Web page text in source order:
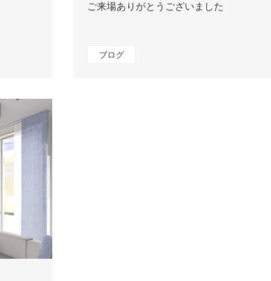
ご来場ありがとうございました
ブログ